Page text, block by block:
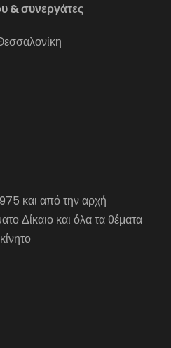
& συνεργάτες
και από την αρχή
Δίκαιο και όλα τα θέματα